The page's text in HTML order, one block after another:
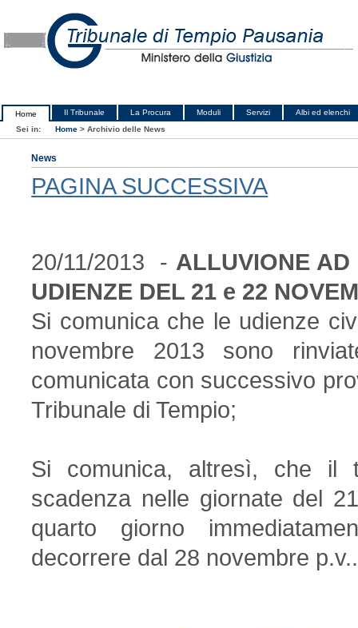
Home Il Tribunale La Procura Moduli Servizi
Albi ed elenchi
Sei in:
Home > Archivio delle News
News
PAGINA SUCCESSIVA
20/11/2013 - ALLUVIONE
UDIENZE DEL 21 e 22
Si comunica che le udienze
novembre 2013 sono
comunicata con successivo
Tribunale di Tempio;
Si comunica, altresì, che il
scadenza nelle giornate del
quarto giorno
decorrere dal 28 novembre p.v..